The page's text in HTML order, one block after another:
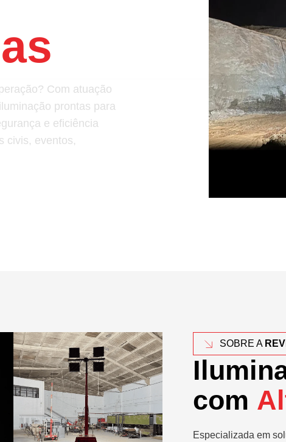
Com atuação
prontas para
e eficiência
civis, eventos,
SOBRE A
com
Especializada em